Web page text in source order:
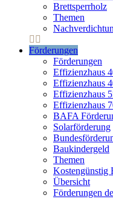
Brettsperrholz
Themen
Förderungen
Förderungen
Effizienzhaus
Effizienzhaus
Effizienzhaus
Effizienzhaus
BAFA
Solarförderung
Baukindergeld
Themen
Kostengünstig
Übersicht
Förderungen